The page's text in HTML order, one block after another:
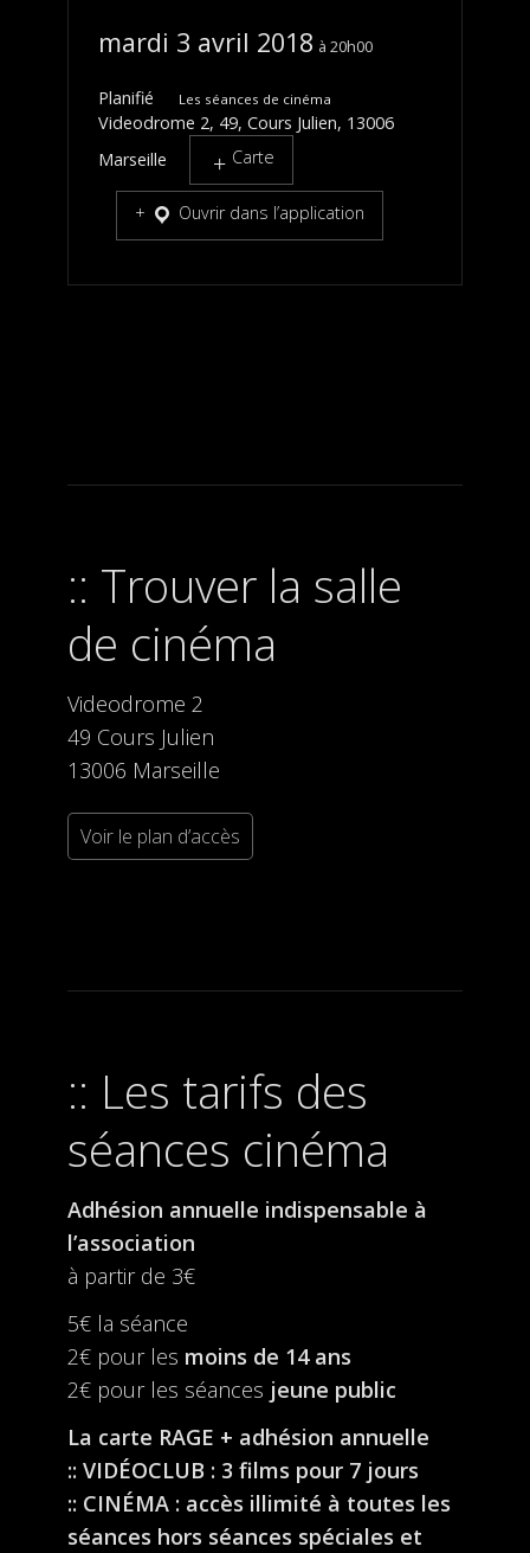
mardi 3 avril 2018 20h00
Planifié Les séances de cinéma
Videodrome 2, 49, Cours Julien, 13006
Marseille
Carte
Ouvrir dans l’application
Trouver la salle
de cinéma
Videodrome 2
49 Cours Julien
13006 Marseille
Voir le plan d’accès
Les tarifs des
séances cinéma
Adhésion annuelle indispensable à
l’association
à partir de 3€
5€ la séance
2€ pour les moins de 14 ans
2€ pour les séances jeune public
La carte RAGE + adhésion annuelle
:: VIDÉOCLUB : 3 films pour 7 jours
:: CINÉMA : accès illimité à toutes les
séances hors séances spéciales et